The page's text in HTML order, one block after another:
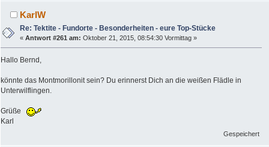
KarlW
Re: Tektite - Fundorte - Besonderheiten - eure Top-Stücke
«Antwort #261 am: Oktober 21, 2015, 08:54:30 Vormittag »
Hallo Bernd,
könnte das Montmorillonit sein? Du erinnerst Dich an die weißen Flädle in
Unterwilflingen.
Grüße
Karl
Gespeichert